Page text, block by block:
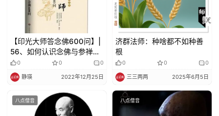
【印光大师答念佛600问】|
56、如何认识念佛与参禅的
权、实、顿、渐？
0 0 0
静瑛 2022年12月25日
济群法师：种啥都不如种善
根
0 0 0
三三两两 2025年6月5日
八点僧音 八点僧音